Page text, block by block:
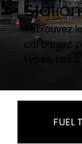
Retrouvez
carburant
types, mis
FUEL